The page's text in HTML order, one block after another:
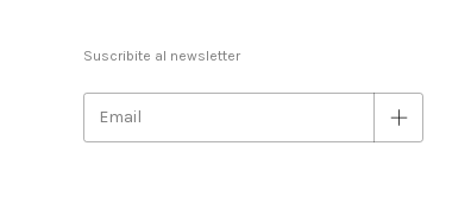
Suscribite al newsletter